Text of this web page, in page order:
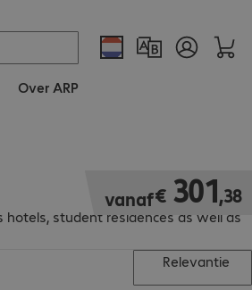
Over ARP
student residences as well as
vanaf€ 301,38
€ 301,38
Relevantie